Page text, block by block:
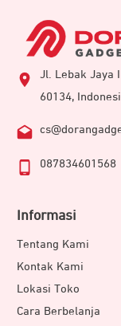
Jl. Lebak Jaya
60134,
087834601568
Informasi
Tentang Kami
Kontak Kami
Lokasi Toko
Cara Berbelanja